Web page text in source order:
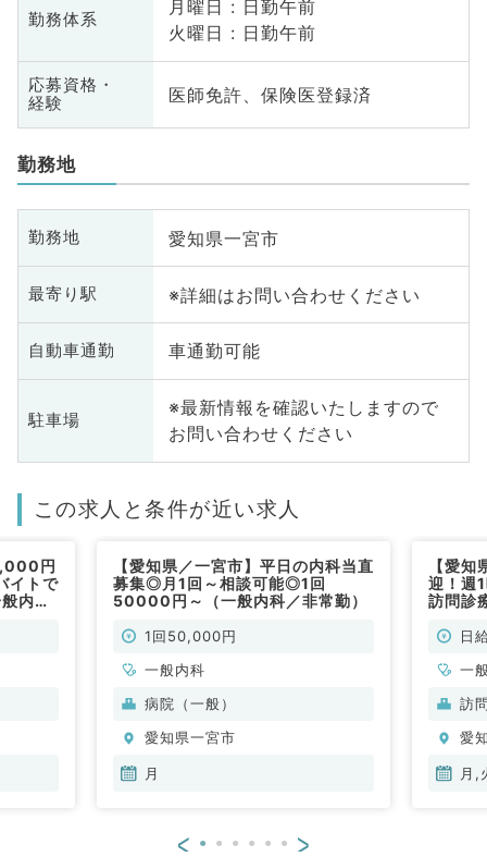
勤務体系
月曜日 : 日勤午前
火曜日 : 日勤午前
応募資格・
経験
医師免許、保険医登録済
勤務地
勤務地 愛知県一宮市
最寄り駅 ※詳細はお問い合わせください
自動車通勤 車通勤可能
駐車場
※最新情報を確認いたしますので
お問い合わせください
この求人と条件が近い求人
円
イトで
内科
【愛知県／一宮市】平日の内科当直
募集◎月1回～相談可能◎1回
50000円～（一般内科／非常勤）
1回50,000円
一般内科
病院（一般）
愛知県一宮市
月
【愛
迎！週
訪問診
日
一
訪
愛
月,
< >